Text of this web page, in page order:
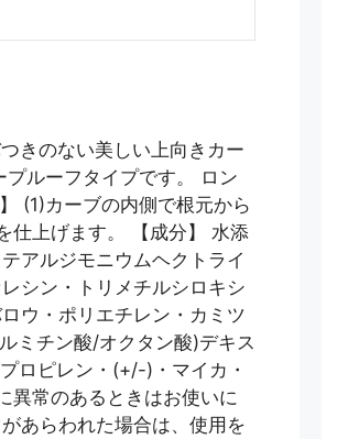
きのない美しい上向きカー
ルーフタイプです。 ロン
(1)カーブの内側で根元から
仕上げます。 【成分】 水添
アルジモニウムヘクトライ
シン・トリメチルシロキシ
ウ・ポリエチレン・カミツ
ミチン酸/オクタン酸)デキス
ロピレン・(+/-)・マイカ・
異常のあるときはお使いに
あらわれた場合は、使用を